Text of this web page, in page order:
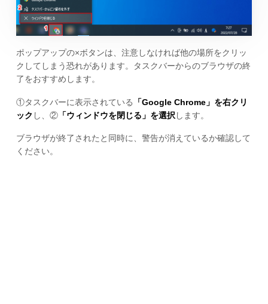
ポップアップの×ボタンは、注意しなければ他の場所をクリッ
クしてしまう恐れがあります。タスクバーからのブラウザの終
了をおすすめします。
①タスクバーに表示されている
「Google Chrome」を右クリ
ック し、②「ウィンドウを閉じる」を選択 します。
ブラウザが終了されたと同時に、警告が消えているか確認して
ください。